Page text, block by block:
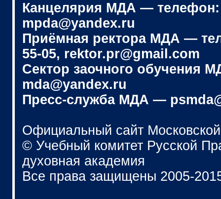
Канцелярия МДА — телефон:
mpda@yandex.ru
Приёмная ректора МДА —
55-05, rektor.pr@gmail.com
Сектор заочного обучения
mda@yandex.ru
Пресс-служба МДА —
Официальный сайт
© Учебный комитет Русской
духовная академия
Все права защищены 2005-